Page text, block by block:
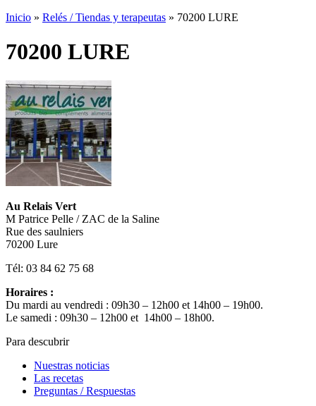
Inicio » Relés / Tiendas y terapeutas » 70200 LURE
70200 LURE
Au Relais Vert
M Patrice Pelle / ZAC de la Saline
Rue des saulniers
70200 Lure
Tél: 03 84 62 75 68
Horaires :
Du mardi au vendredi : 09h30 – 12h00 et 14h00 – 19h00.
Le samedi : 09h30 – 12h00 et 14h00 – 18h00.
Para descubrir
Nuestras noticias
Las recetas
Preguntas / Respuestas